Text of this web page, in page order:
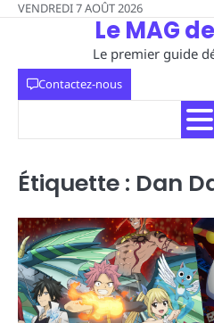
SkipVENDREDI 7 AOÛT 2026
Contactez-nous
Le MAG
Le premier guide
Étiquette : Dan